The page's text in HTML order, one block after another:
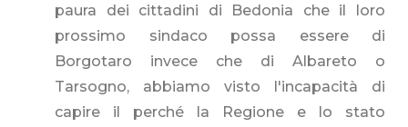
paura dei cittadini di Bedonia che il loro
prossimo sindaco possa essere di
Borgotaro invece che di Albareto o
Tarsogno, abbiamo visto l'incapacità di
capire il perché la Regione e lo stato